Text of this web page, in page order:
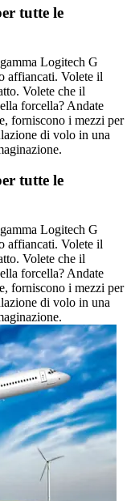
tutte le
Logitech G
affiancati. Volete il
Volete che il
forcella? Andate
forniscono i mezzi per
di volo in una
tutte le
Logitech G
affiancati. Volete il
Volete che il
forcella? Andate
forniscono i mezzi per
di volo in una